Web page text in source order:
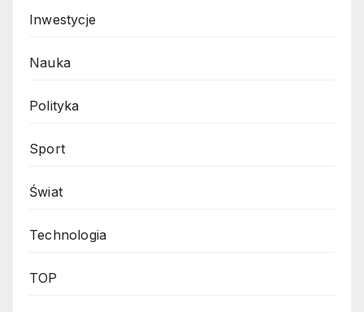
Inwestycje
Nauka
Polityka
Sport
Świat
Technologia
TOP